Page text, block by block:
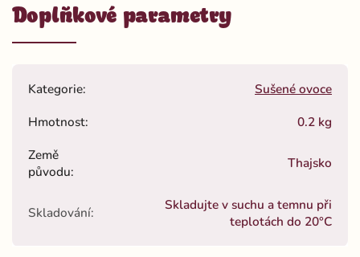
Doplňkové parametry
Kategorie:
Sušené ovoce
Hmotnost:
0.2 kg
Země
původu:
Thajsko
Skladování:
Skladujte v suchu a temnu při
teplotách do 20°C